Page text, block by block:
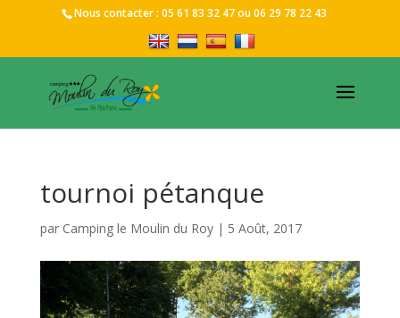
Nous contacter : 05 61 83 32 47ou06 29 78 22 43
tournoi pétanque
par Camping le Moulin du Roy| 5 Août, 2017